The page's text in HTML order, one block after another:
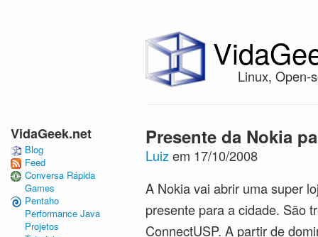
Linux, Open-
Presente da Nokia
Luiz em 17/10/2008
A Nokia vai abrir uma super
presente para a cidade. São
ConnectUSP. A partir de
VidaGeek.net
Blog
Feed
Conversa Rápida
Games
Pentaho
Performance Java
Projetos